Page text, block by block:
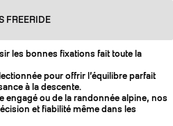
FREERIDE
les bonnes fixations fait toute la
pour offrir l’équilibre parfait
à la descente.
engagé ou de la randonnée alpine, nos
et fiabilité même dans les